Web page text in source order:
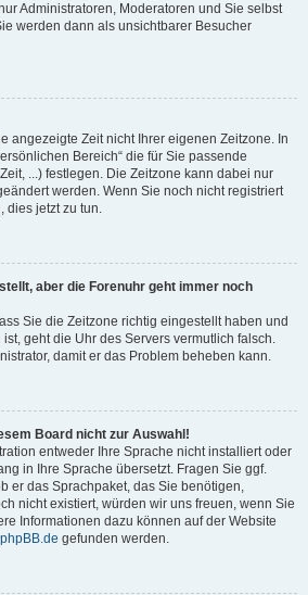
Administratoren, Moderatoren und Sie selbst
werden dann als unsichtbarer Besucher
angezeigte Zeit nicht Ihrer eigenen Zeitzone. In
Bereich“ die für Sie passende
...) festlegen. Die Zeitzone kann dabei nur
werden. Wenn Sie noch nicht registriert
dies jetzt zu tun.
aber die Forenuhr geht immer noch
Sie die Zeitzone richtig eingestellt haben und
geht die Uhr des Servers vermutlich falsch.
damit er das Problem beheben kann.
Board nicht zur Auswahl!
entweder Ihre Sprache nicht installiert oder
in Ihre Sprache übersetzt. Fragen Sie ggf.
er das Sprachpaket, das Sie benötigen,
nicht existiert, würden wir uns freuen, wenn Sie
Informationen dazu können auf der Website
phpBB.de gefunden werden.